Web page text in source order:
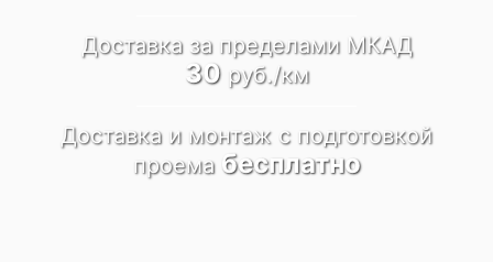
Доставка за пределами МКАД
30руб./км
Доставка и монтаж c подготовкой
проема бесплатно